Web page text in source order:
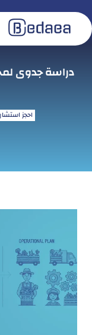
دراسة جدوى
احجز